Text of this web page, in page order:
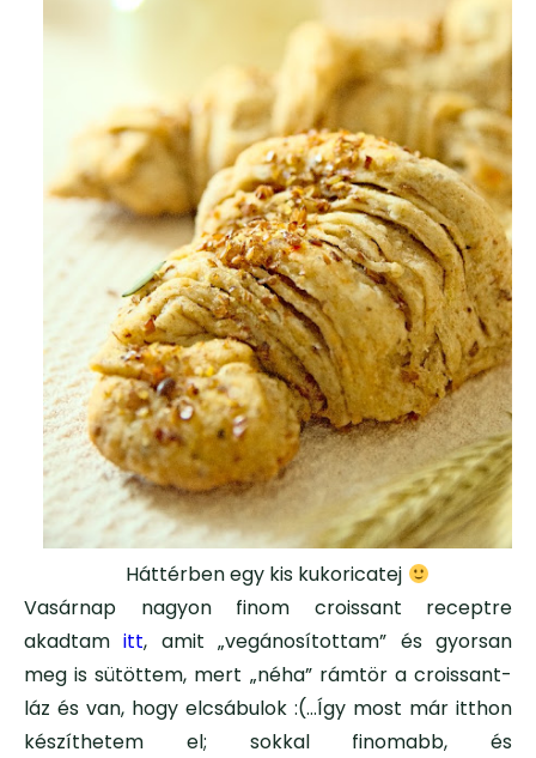
Háttérben egy kis kukoricatej
Vasárnap nagyon finom croissant receptre
akadtamitt, amit „vegánosítottam” és gyorsan
meg is sütöttem, mert „néha” rámtör a croissant-
láz és van, hogy elcsábulok :(…Így most már itthon
készíthetem el; sokkal finomabb, és